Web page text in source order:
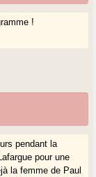
!
pendant la
pour une
la femme de Paul